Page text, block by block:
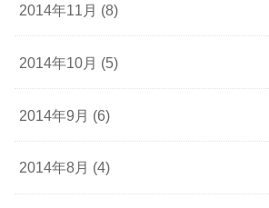
2014年11月 (8)
2014年10月 (5)
2014年9月 (6)
2014年8月 (4)